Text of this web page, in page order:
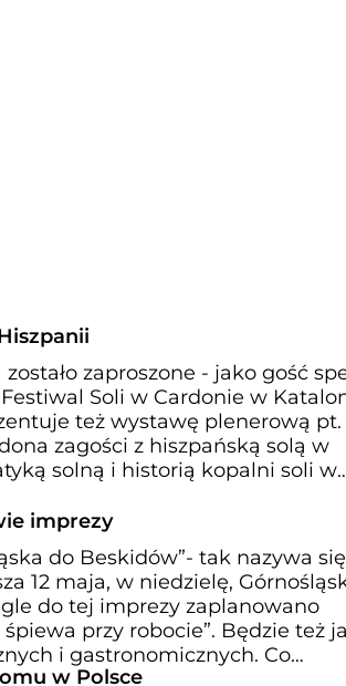
zaproszone - jako gość
Soli w Cardonie w
też wystawę plenerową pt.
zagości z hiszpańską solą w
solną i historią kopalni soli w
imprezy
do Beskidów”- tak nazywa się
12 maja, w niedzielę,
do tej imprezy zaplanowano
przy robocie”. Będzie też
i gastronomicznych. Co
w Polsce